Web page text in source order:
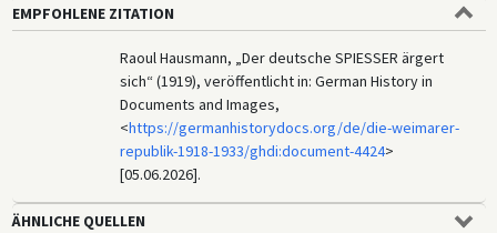
EMPFOHLENE ZITATION
Raoul Hausmann, „Der deutsche SPIESSER ärgert
sich“ (1919), veröffentlicht in: German History in
Documents and Images,
<https://germanhistorydocs.org/de/die-weimarer-
republik-1918-1933/ghdi:document-4424>
[05.06.2026].
ÄHNLICHE QUELLEN